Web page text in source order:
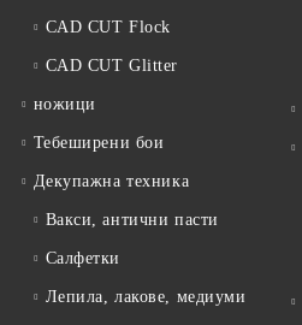
CAD CUT Flock
CAD CUT Glitter
ножици
Тебеширени бои
Декупажна техника
Вакси, антични пасти
Салфетки
Лепила, лакове, медиуми